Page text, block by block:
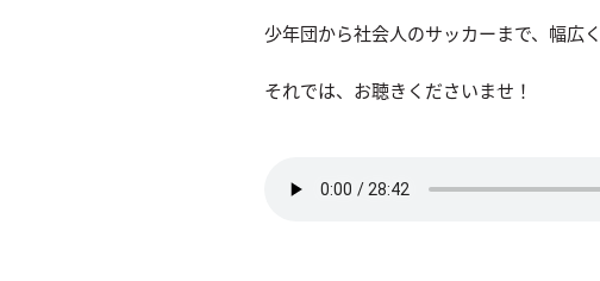
少年団から社会人のサッカーまで、幅広
それでは、お聴きくださいませ！